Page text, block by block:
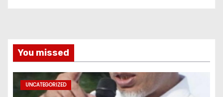
You missed
UNCATEGORIZED